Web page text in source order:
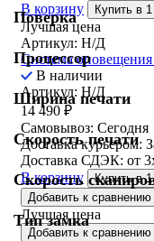
Поверка
Процессор
Ширина печати
Скорость печати
Скорость
Тип замка
В корзину
Купить в
Лучшая цена
Артикул: Н/Д
Система
В наличии
Артикул: Н/Д
14 490 ₽
Самовывоз: Сегодня
Доставка курьером:
Доставка СДЭК: от
В корзину
Купить в
Добавить к сравнению
Лучшая цена
Добавить к сравнению